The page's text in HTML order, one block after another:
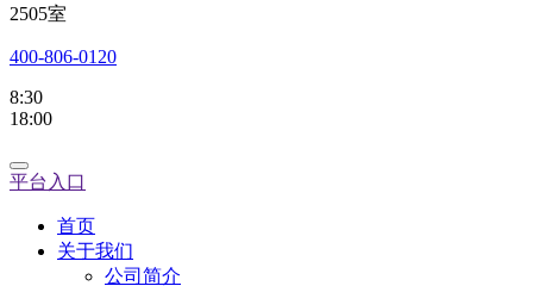
2505室
400-806-0120
8:30
18:00
平台入口
首页
关于我们
公司简介